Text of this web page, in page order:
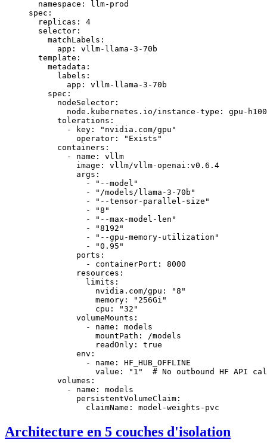
  namespace
: llm-prod
spec :
  replicas
: 4
  selector
:
    matchLabels
:
      app
: vllm-llama-3-70b
  template
:
    metadata
:
      labels
:
        app
: vllm-llama-3-70b
    spec
:
      nodeSelector
:
        node.kubernetes.io/instance-type
: gpu-
      tolerations
:
        -
key :
"nvidia.com/gpu"
          operator
:
"Exists"
      containers
:
        -
name : vllm
          image
: vllm/vllm-openai:v0.6.4
          args
:
            -
"--model"
            -
"/models/llama-3-70b"
            -
"--tensor-parallel-size"
            -
"8"
            -
"--max-model-len"
            -
"8192"
            -
"--gpu-memory-utilization"
            -
"0.95"
          ports
:
            -
containerPort : 8000
          resources
:
            limits
:
              nvidia.com/gpu
:
"8"
              memory
:
"256Gi"
              cpu
:
"32"
          volumeMounts
:
            -
name : models
              mountPath
:
/models
              readOnly
: true
          env
:
            -
name : HF_HUB_OFFLINE
              value
: "1"
# No outbound HF API
      volumes
:
        -
name : models
          persistentVolumeClaim
:
            claimName
: model-weights-pvc
Architecture en 5 couches d'isolation